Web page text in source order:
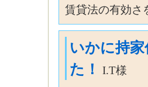
賃貸法の有効さ
いかに持
た！
I.T様